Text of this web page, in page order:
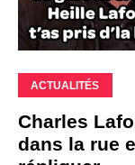
ACTUALITÉS
Charles
dans la rue